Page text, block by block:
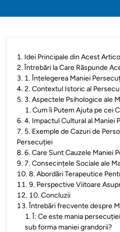
1. Idei Principale din Acest
2.Întrebări la Care Răspunde
3. 1. Înțelegerea Maniei
4. 2. Contextul Istoric al
5. 3. Aspectele Psihologice ale
1.Cum îi Putem Ajuta pe cei
6.4. Impactul Cultural al Maniei
7. 5. Exemple de Cazuri de
Persecuției
8. 6. Care Sunt Cauzele Maniei
9. 7. Consecințele Sociale ale
10.8. Abordări Terapeutice
11.9. Perspective Viitoare
12. 10. Concluzii
13.Întrebări frecvente despre
1.Î: Ce este mania
sub forma maniei grandorii?